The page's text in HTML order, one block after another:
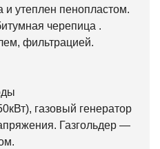
и утеплен пенопластом.
черепица .
фильтрацией.
газовый генератор
Газгольдер —